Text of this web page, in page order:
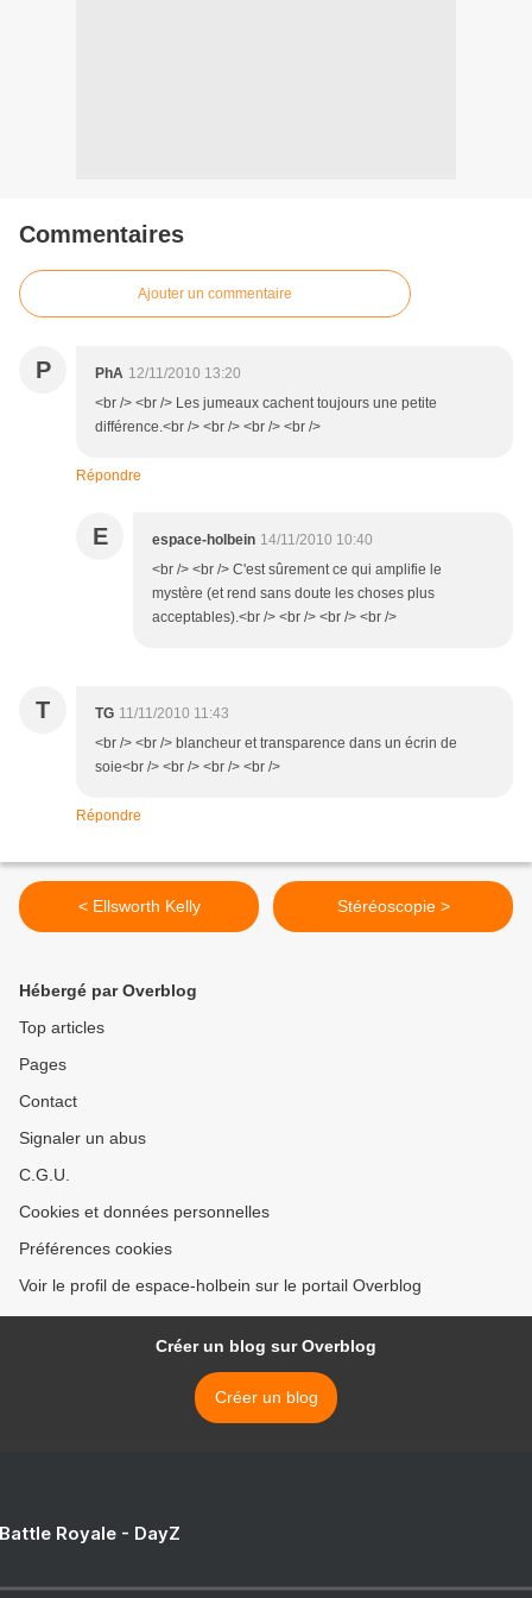
Commentaires
Ajouter un commentaire
P PhA 12/11/2010 13:20
<br /> <br /> Les jumeaux cachent toujours une petite
différence.<br /> <br /> <br /> <br />
Répondre
E espace-holbein 14/11/2010 10:40
<br /> <br /> C'est sûrement ce qui amplifie le
mystère (et rend sans doute les choses plus
acceptables).<br /> <br /> <br /> <br />
T TG 11/11/2010 11:43
<br /> <br /> blancheur et transparence dans un écrin de
soie<br /> <br /> <br /> <br />
Répondre
< Ellsworth Kelly Stéréoscopie >
Hébergé par Overblog
Top articles
Pages
Contact
Signaler un abus
C.G.U.
Cookies et données personnelles
Préférences cookies
Voir le profil de espace-holbein sur le portail Overblog
Créer un blog sur Overblog
Créer un blog
Royale - DayZ